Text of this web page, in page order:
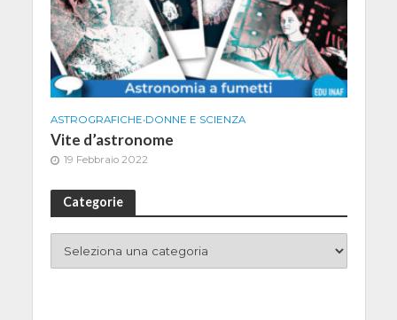
ASTROGRAFICHE•DONNE E SCIENZA
Vite d’astronome
19 Febbraio 2022
Categorie